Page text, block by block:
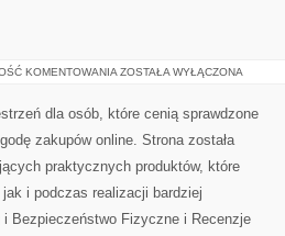
KOMENTOWANIA AI
ZOSTAŁA WYŁĄCZONA
dla osób, które cenią sprawdzone
zakupów online. Strona została
praktycznych produktów, które
i podczas realizacji bardziej
Bezpieczeństwo Fizyczne i Recenzje